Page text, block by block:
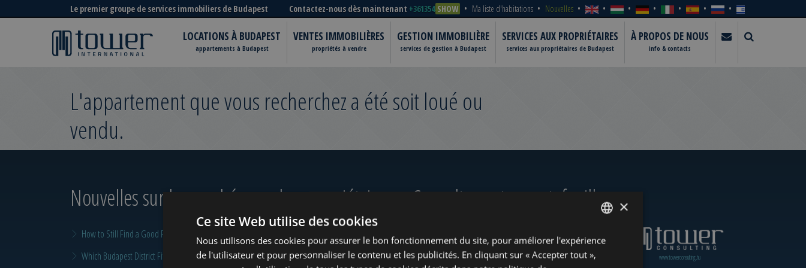
Le premier groupe de services immobiliers de Budapest Contactez-nous dès maintenant +361354 SHOW Ma liste d'habitations Nouvelles
LOCATIONS À BUDAPEST
appartements à Budapest
VENTES IMMOBILIÈRES
propriétés à vendre
GESTION IMMOBILIÈRE
services de gestion à Budapest
SERVICES AUX PROPRIÉTAIRES
services aux propriétaires de Budapest
À PROPOS DE NOUS
info & contacts
L'appartement que vous recherchez a été soit loué ou
vendu.
Nouvelles sur le marché pour les propriétaires
How to Still Find a Good Rental in Budapest at the End of August
Which Budapest District Fits Which Property Investor in 2026?
Consultez notre portefeuille
www.tower-investments.com www.towerassistance.com www.towerconsulting.hu
ENGLISH
HUNGARIAN
×
Ce site Web utilise des cookies
Nous utilisons des cookies pour assurer le bon fonctionnement du site, pour améliorer l'expérience
de l'utilisateur et pour personnaliser le contenu et les publicités. En cliquant sur « Accepter tout »,